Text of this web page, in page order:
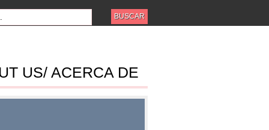
US/ ACERCA DE